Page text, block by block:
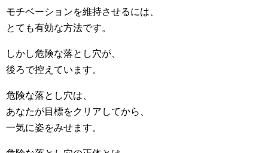
モチベーションを維持させるには、
とても有効な方法です。
しかし危険な落とし穴が、
後ろで控えています。
危険な落とし穴は、
あなたが目標をクリアしてから、
一気に姿をみせます。